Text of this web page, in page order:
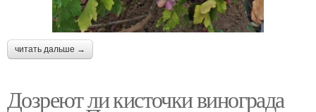
читать дальше →
Дозреют ли кисточки винограда